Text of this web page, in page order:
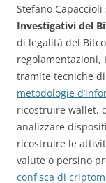
Stefano Capaccioli
Investigativi del
di legalità del
regolamentazioni,
tramite tecniche di
metodologie
ricostruire wallet,
analizzare
ricostruire le
valute o persino
confisca di